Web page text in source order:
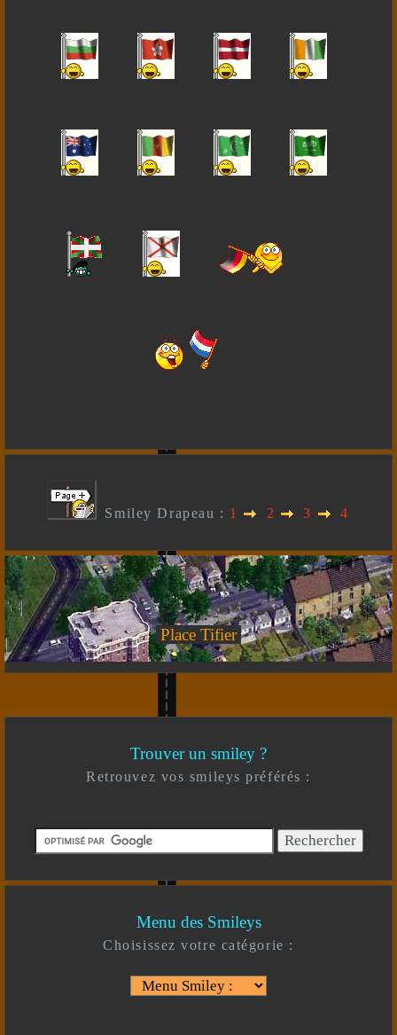
Smiley Drapeau : 1 2 3 4
Place Tifier
Trouver un smiley ?
Retrouvez vos smileys préférés :
Menu des Smileys
Choisissez votre catégorie :